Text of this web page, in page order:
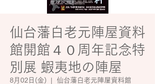
仙台藩白老元陣屋資料
館開館４０周年記念特
別展 蝦夷地の陣屋
8月02日(金) 仙台藩白老元陣屋資料館